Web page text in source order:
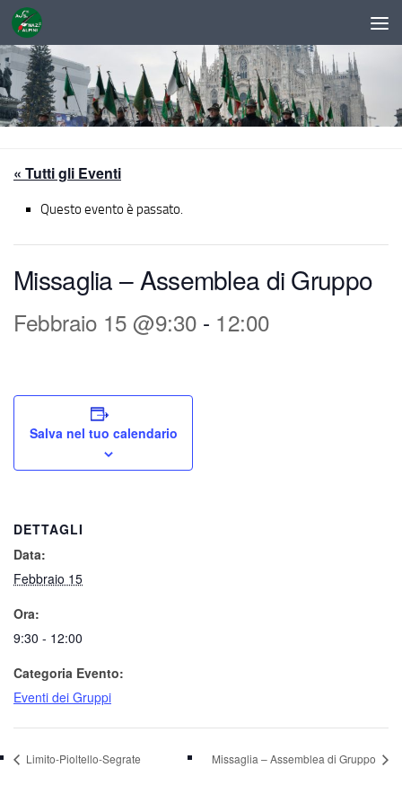
Sotto il contenuto
« Tutti gli Eventi
Questo evento è passato.
Missaglia – Assemblea di Gruppo
Febbraio 15 @9:30 - 12:00
Salva nel tuo calendario
DETTAGLI
Data:
Febbraio 15
Ora:
9:30 - 12:00
Categoria Evento:
Eventi dei Gruppi
Limito-Pioltello-Segrate Missaglia – Assemblea di Gruppo